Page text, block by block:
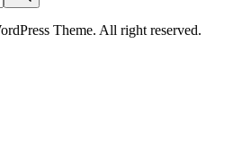
Theme. All right reserved.